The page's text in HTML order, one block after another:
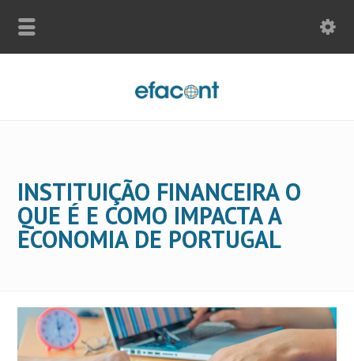
INSTITUIÇÃO FINANCEIRA O
QUE É E COMO IMPACTA A
ECONOMIA DE PORTUGAL